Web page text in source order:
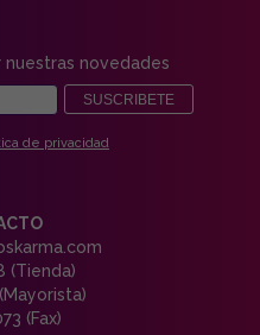
novedades
SUSCRIBETE
de privacidad
(Tienda)
(Fax)